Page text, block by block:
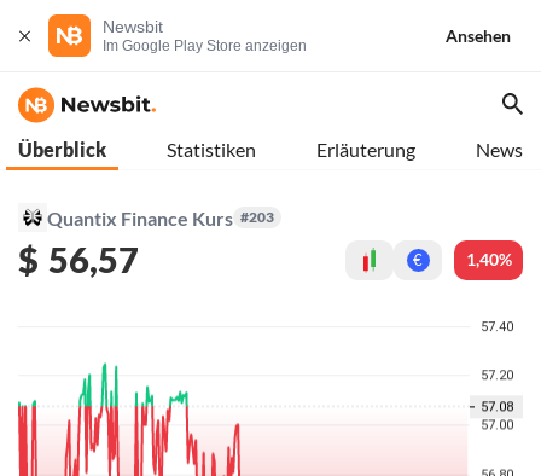
Newsbit
Im Google Play Store anzeigen
Ansehen
Überblick Statistiken Erläuterung News
Quantix Finance Kurs #203
$ 56,57 € 1,40%